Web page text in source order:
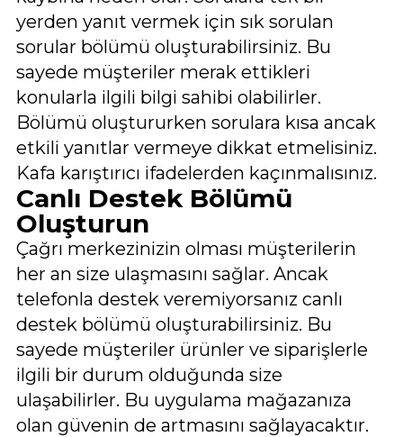
yerden yanıt vermek için sık sorulan
sorular bölümü oluşturabilirsiniz. Bu
sayede müşteriler merak ettikleri
konularla ilgili bilgi sahibi olabilirler.
Bölümü oluştururken sorulara kısa ancak
etkili yanıtlar vermeye dikkat etmelisiniz.
Kafa karıştırıcı ifadelerden kaçınmalısınız.
Canlı Destek Bölümü
Oluşturun
Çağrı merkezinizin olması müşterilerin
her an size ulaşmasını sağlar. Ancak
telefonla destek veremiyorsanız canlı
destek bölümü oluşturabilirsiniz. Bu
sayede müşteriler ürünler ve siparişlerle
ilgili bir durum olduğunda size
ulaşabilirler. Bu uygulama mağazanıza
olan güvenin de artmasını sağlayacaktır.